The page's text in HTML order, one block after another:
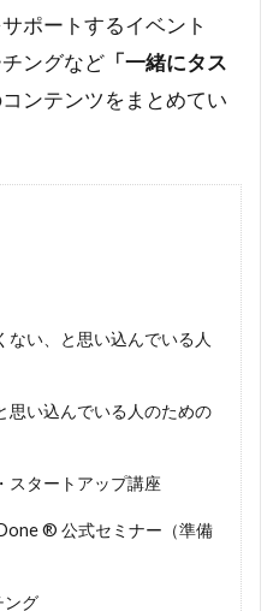
ポートするイベント
ングなど 「一緒にタス
ンテンツをまとめてい
ない、と思い込んでいる人
思い込んでいる人のための
スタートアップ講座
® 公式セミナー（準備
ング